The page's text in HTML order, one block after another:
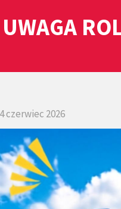
UWAGA
czerwiec 2026